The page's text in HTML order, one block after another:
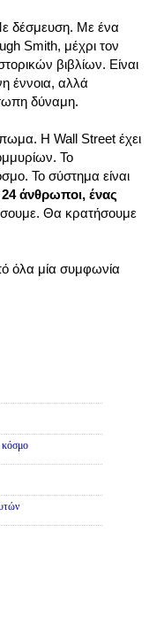
δέσμευση. Με ένα
Smith, μέχρι τον
βιβλίων. Είναι
έννοια, αλλά
δύναμη.
Η Wall Street έχει
Το
Το σύστημα είναι
24 άνθρωποι, ένας
Θα κρατήσουμε
όλα μία συμφωνία
κόσμο